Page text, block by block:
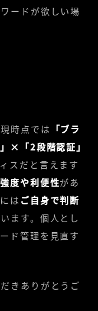
ードが欲しい場
時点では 「ブラ
×「2段階認証」
スだと言えます
度や利便性があ
は ご自身で判断
ます。個人とし
ド管理を見直す
きありがとうご